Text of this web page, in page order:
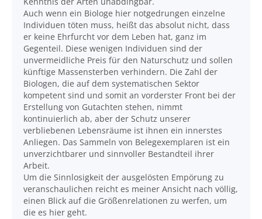
Auch wenn ein Biologe hier notgedrungen einzelne
Individuen töten muss, heißt das absolut nicht, dass
er keine Ehrfurcht vor dem Leben hat, ganz im
Gegenteil. Diese wenigen Individuen sind der
unvermeidliche Preis für den Naturschutz und sollen
künftige Massensterben verhindern. Die Zahl der
Biologen, die auf dem systematischen Sektor
kompetent sind und somit an vorderster Front bei der
Erstellung von Gutachten stehen, nimmt
kontinuierlich ab, aber der Schutz unserer
verbliebenen Lebensräume ist ihnen ein innerstes
Anliegen. Das Sammeln von Belegexemplaren ist ein
unverzichtbarer und sinnvoller Bestandteil ihrer
Arbeit.
Um die Sinnlosigkeit der ausgelösten Empörung zu
veranschaulichen reicht es meiner Ansicht nach völlig,
einen Blick auf die Größenrelationen zu werfen, um
die es hier geht.